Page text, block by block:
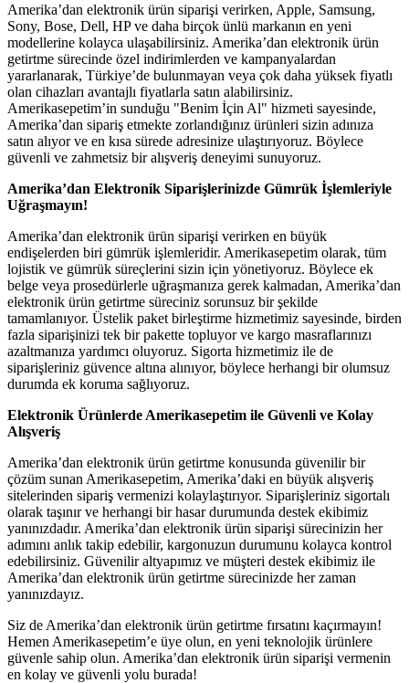
Amerika’dan elektronik ürün siparişi verirken, Apple, Samsung,
Sony, Bose, Dell, HP ve daha birçok ünlü markanın en yeni
modellerine kolayca ulaşabilirsiniz. Amerika’dan elektronik ürün
getirtme sürecinde özel indirimlerden ve kampanyalardan
yararlanarak, Türkiye’de bulunmayan veya çok daha yüksek fiyatlı
olan cihazları avantajlı fiyatlarla satın alabilirsiniz.
Amerikasepetim’in sunduğu "Benim İçin Al" hizmeti sayesinde,
Amerika’dan sipariş etmekte zorlandığınız ürünleri sizin adınıza
satın alıyor ve en kısa sürede adresinize ulaştırıyoruz. Böylece
güvenli ve zahmetsiz bir alışveriş deneyimi sunuyoruz.
Amerika’dan Elektronik Siparişlerinizde Gümrük İşlemleriyle
Uğraşmayın!
Amerika’dan elektronik ürün siparişi verirken en büyük
endişelerden biri gümrük işlemleridir. Amerikasepetim olarak, tüm
lojistik ve gümrük süreçlerini sizin için yönetiyoruz. Böylece ek
belge veya prosedürlerle uğraşmanıza gerek kalmadan, Amerika’dan
elektronik ürün getirtme süreciniz sorunsuz bir şekilde
tamamlanıyor. Üstelik paket birleştirme hizmetimiz sayesinde, birden
fazla siparişinizi tek bir pakette topluyor ve kargo masraflarınızı
azaltmanıza yardımcı oluyoruz. Sigorta hizmetimiz ile de
siparişleriniz güvence altına alınıyor, böylece herhangi bir olumsuz
durumda ek koruma sağlıyoruz.
Elektronik Ürünlerde Amerikasepetim ile Güvenli ve Kolay
Alışveriş
Amerika’dan elektronik ürün getirtme konusunda güvenilir bir
çözüm sunan Amerikasepetim, Amerika’daki en büyük alışveriş
sitelerinden sipariş vermenizi kolaylaştırıyor. Siparişleriniz sigortalı
olarak taşınır ve herhangi bir hasar durumunda destek ekibimiz
yanınızdadır. Amerika’dan elektronik ürün siparişi sürecinizin her
adımını anlık takip edebilir, kargonuzun durumunu kolayca kontrol
edebilirsiniz. Güvenilir altyapımız ve müşteri destek ekibimiz ile
Amerika’dan elektronik ürün getirtme sürecinizde her zaman
yanınızdayız.
Siz de Amerika’dan elektronik ürün getirtme fırsatını kaçırmayın!
Hemen Amerikasepetim’e üye olun, en yeni teknolojik ürünlere
güvenle sahip olun. Amerika’dan elektronik ürün siparişi vermenin
en kolay ve güvenli yolu burada!